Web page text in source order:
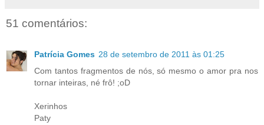
51 comentários:
Patrícia Gomes 28 de setembro de 2011 às 01:25
Com tantos fragmentos de nós, só mesmo o amor pra nos
tornar inteiras, né frô! ;oD
Xerinhos
Paty